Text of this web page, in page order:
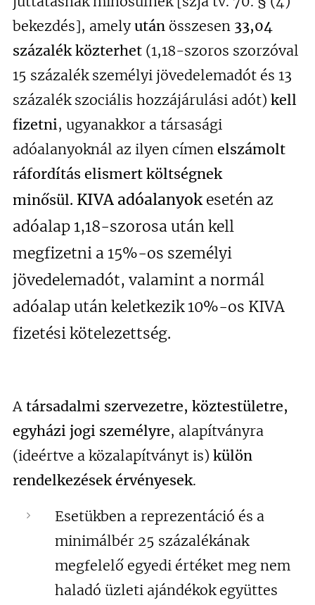
bekezdés], amelyután összesen 33,04
százalék közterhet (1,18-szoros szorzóval
15 százalék személyi jövedelemadót és 13
százalék szociális hozzájárulási adót) kell
fizetni, ugyanakkor a társasági
adóalanyoknál az ilyen címen elszámolt
ráfordítás elismert költségnek
minősül. KIVA adóalanyokesetén az
adóalap 1,18-szorosa után kell
megfizetni a 15%-os személyi
jövedelemadót, valamint a normál
adóalap után keletkezik 10%-os KIVA
fizetési kötelezettség.
A társadalmi szervezetre, köztestületre,
egyházi jogi személyre, alapítványra
(ideértve a közalapítványt is) külön
rendelkezések érvényesek.
Esetükben a reprezentáció és a
minimálbér 25 százalékának
megfelelő egyedi értéket meg nem
haladó üzleti ajándékok együttes